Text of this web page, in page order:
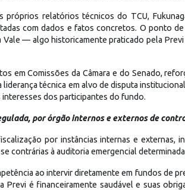
próprios relatórios técnicos do TCU,
com dados e fatos concretos. O ponto
— algo historicamente praticado pela
em Comissões da Câmara e do Senado,
técnica em alvo de disputa
interesses dos participantes do fundo.
por órgão internos e externos de
por instâncias internas e externas,
contrárias à auditoria emergencial
ao intervir diretamente em fundos de
Previ é financeiramente saudável e suas